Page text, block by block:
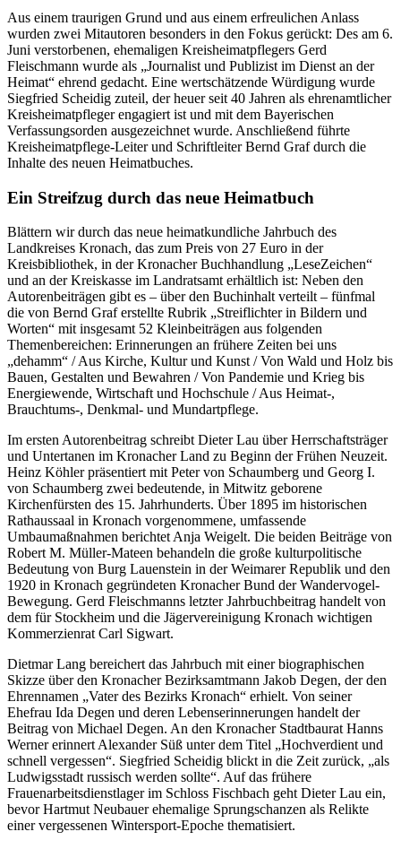
Aus einem traurigen Grund und aus einem erfreulichen Anlass
wurden zwei Mitautoren besonders in den Fokus gerückt: Des am 6.
Juni verstorbenen, ehemaligen Kreisheimatpflegers Gerd
Fleischmann wurde als „Journalist und Publizist im Dienst an der
Heimat“ ehrend gedacht. Eine wertschätzende Würdigung wurde
Siegfried Scheidig zuteil, der heuer seit 40 Jahren als ehrenamtlicher
Kreisheimatpfleger engagiert ist und mit dem Bayerischen
Verfassungsorden ausgezeichnet wurde. Anschließend führte
Kreisheimatpflege-Leiter und Schriftleiter Bernd Graf durch die
Inhalte des neuen Heimatbuches.
Ein Streifzug durch das neue Heimatbuch
Blättern wir durch das neue heimatkundliche Jahrbuch des
Landkreises Kronach, das zum Preis von 27 Euro in der
Kreisbibliothek, in der Kronacher Buchhandlung „LeseZeichen“
und an der Kreiskasse im Landratsamt erhältlich ist: Neben den
Autorenbeiträgen gibt es – über den Buchinhalt verteilt – fünfmal
die von Bernd Graf erstellte Rubrik „Streiflichter in Bildern und
Worten“ mit insgesamt 52 Kleinbeiträgen aus folgenden
Themenbereichen: Erinnerungen an frühere Zeiten bei uns
„dehamm“ / Aus Kirche, Kultur und Kunst / Von Wald und Holz bis
Bauen, Gestalten und Bewahren / Von Pandemie und Krieg bis
Energiewende, Wirtschaft und Hochschule / Aus Heimat-,
Brauchtums-, Denkmal- und Mundartpflege.
Im ersten Autorenbeitrag schreibt Dieter Lau über Herrschaftsträger
und Untertanen im Kronacher Land zu Beginn der Frühen Neuzeit.
Heinz Köhler präsentiert mit Peter von Schaumberg und Georg I.
von Schaumberg zwei bedeutende, in Mitwitz geborene
Kirchenfürsten des 15. Jahrhunderts. Über 1895 im historischen
Rathaussaal in Kronach vorgenommene, umfassende
Umbaumaßnahmen berichtet Anja Weigelt. Die beiden Beiträge von
Robert M. Müller-Mateen behandeln die große kulturpolitische
Bedeutung von Burg Lauenstein in der Weimarer Republik und den
1920 in Kronach gegründeten Kronacher Bund der Wandervogel-
Bewegung. Gerd Fleischmanns letzter Jahrbuchbeitrag handelt von
dem für Stockheim und die Jägervereinigung Kronach wichtigen
Kommerzienrat Carl Sigwart.
Dietmar Lang bereichert das Jahrbuch mit einer biographischen
Skizze über den Kronacher Bezirksamtmann Jakob Degen, der den
Ehrennamen „Vater des Bezirks Kronach“ erhielt. Von seiner
Ehefrau Ida Degen und deren Lebenserinnerungen handelt der
Beitrag von Michael Degen. An den Kronacher Stadtbaurat Hanns
Werner erinnert Alexander Süß unter dem Titel „Hochverdient und
schnell vergessen“. Siegfried Scheidig blickt in die Zeit zurück, „als
Ludwigsstadt russisch werden sollte“. Auf das frühere
Frauenarbeitsdienstlager im Schloss Fischbach geht Dieter Lau ein,
bevor Hartmut Neubauer ehemalige Sprungschanzen als Relikte
einer vergessenen Wintersport-Epoche thematisiert.